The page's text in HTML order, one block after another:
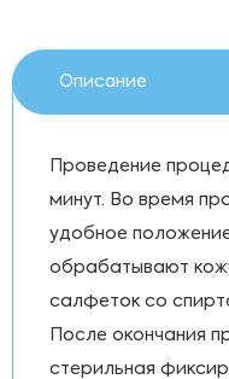
Описание
Проведение
минут. Во время
удобное
обрабатывают
салфеток со
После окончания
стерильная